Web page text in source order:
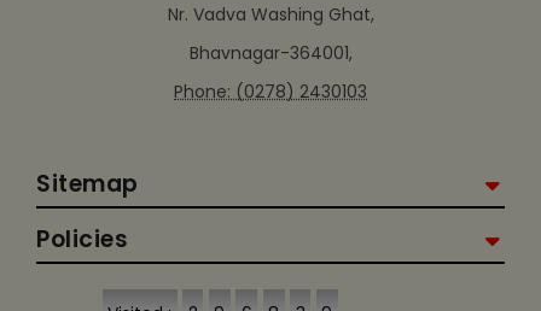
Nr. Vadva Washing Ghat,
Bhavnagar-364001,
Phone: (0278) 2430103
Sitemap
Policies